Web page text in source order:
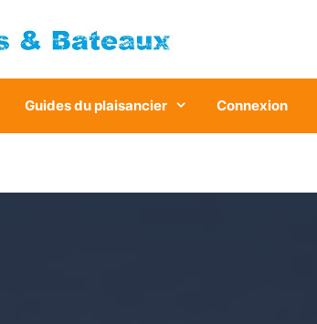
Guides du plaisancier Connexion